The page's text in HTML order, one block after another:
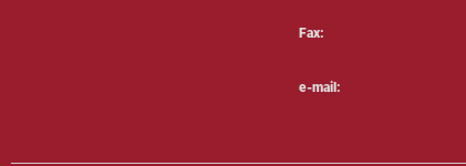
Fax:
e-mail: